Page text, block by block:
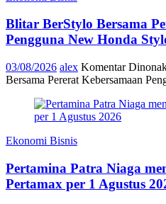
Blitar BerStylo Bersama
Pengguna New Honda
03/08/2026 alex Komentar
Bersama Pererat Kebersamaan
Ekonomi Bisnis
Pertamina Patra Niaga
Pertamax per 1 Agustus